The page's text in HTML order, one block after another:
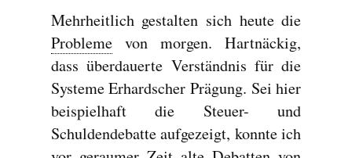
Mehrheitlich gestalten sich heute die
Problemevon morgen. Hartnäckig,
dass überdauerte Verständnis für die
Systeme Erhardscher Prägung. Sei hier
beispielhaft die Steuer- und
Schuldendebatte aufgezeigt, konnte ich